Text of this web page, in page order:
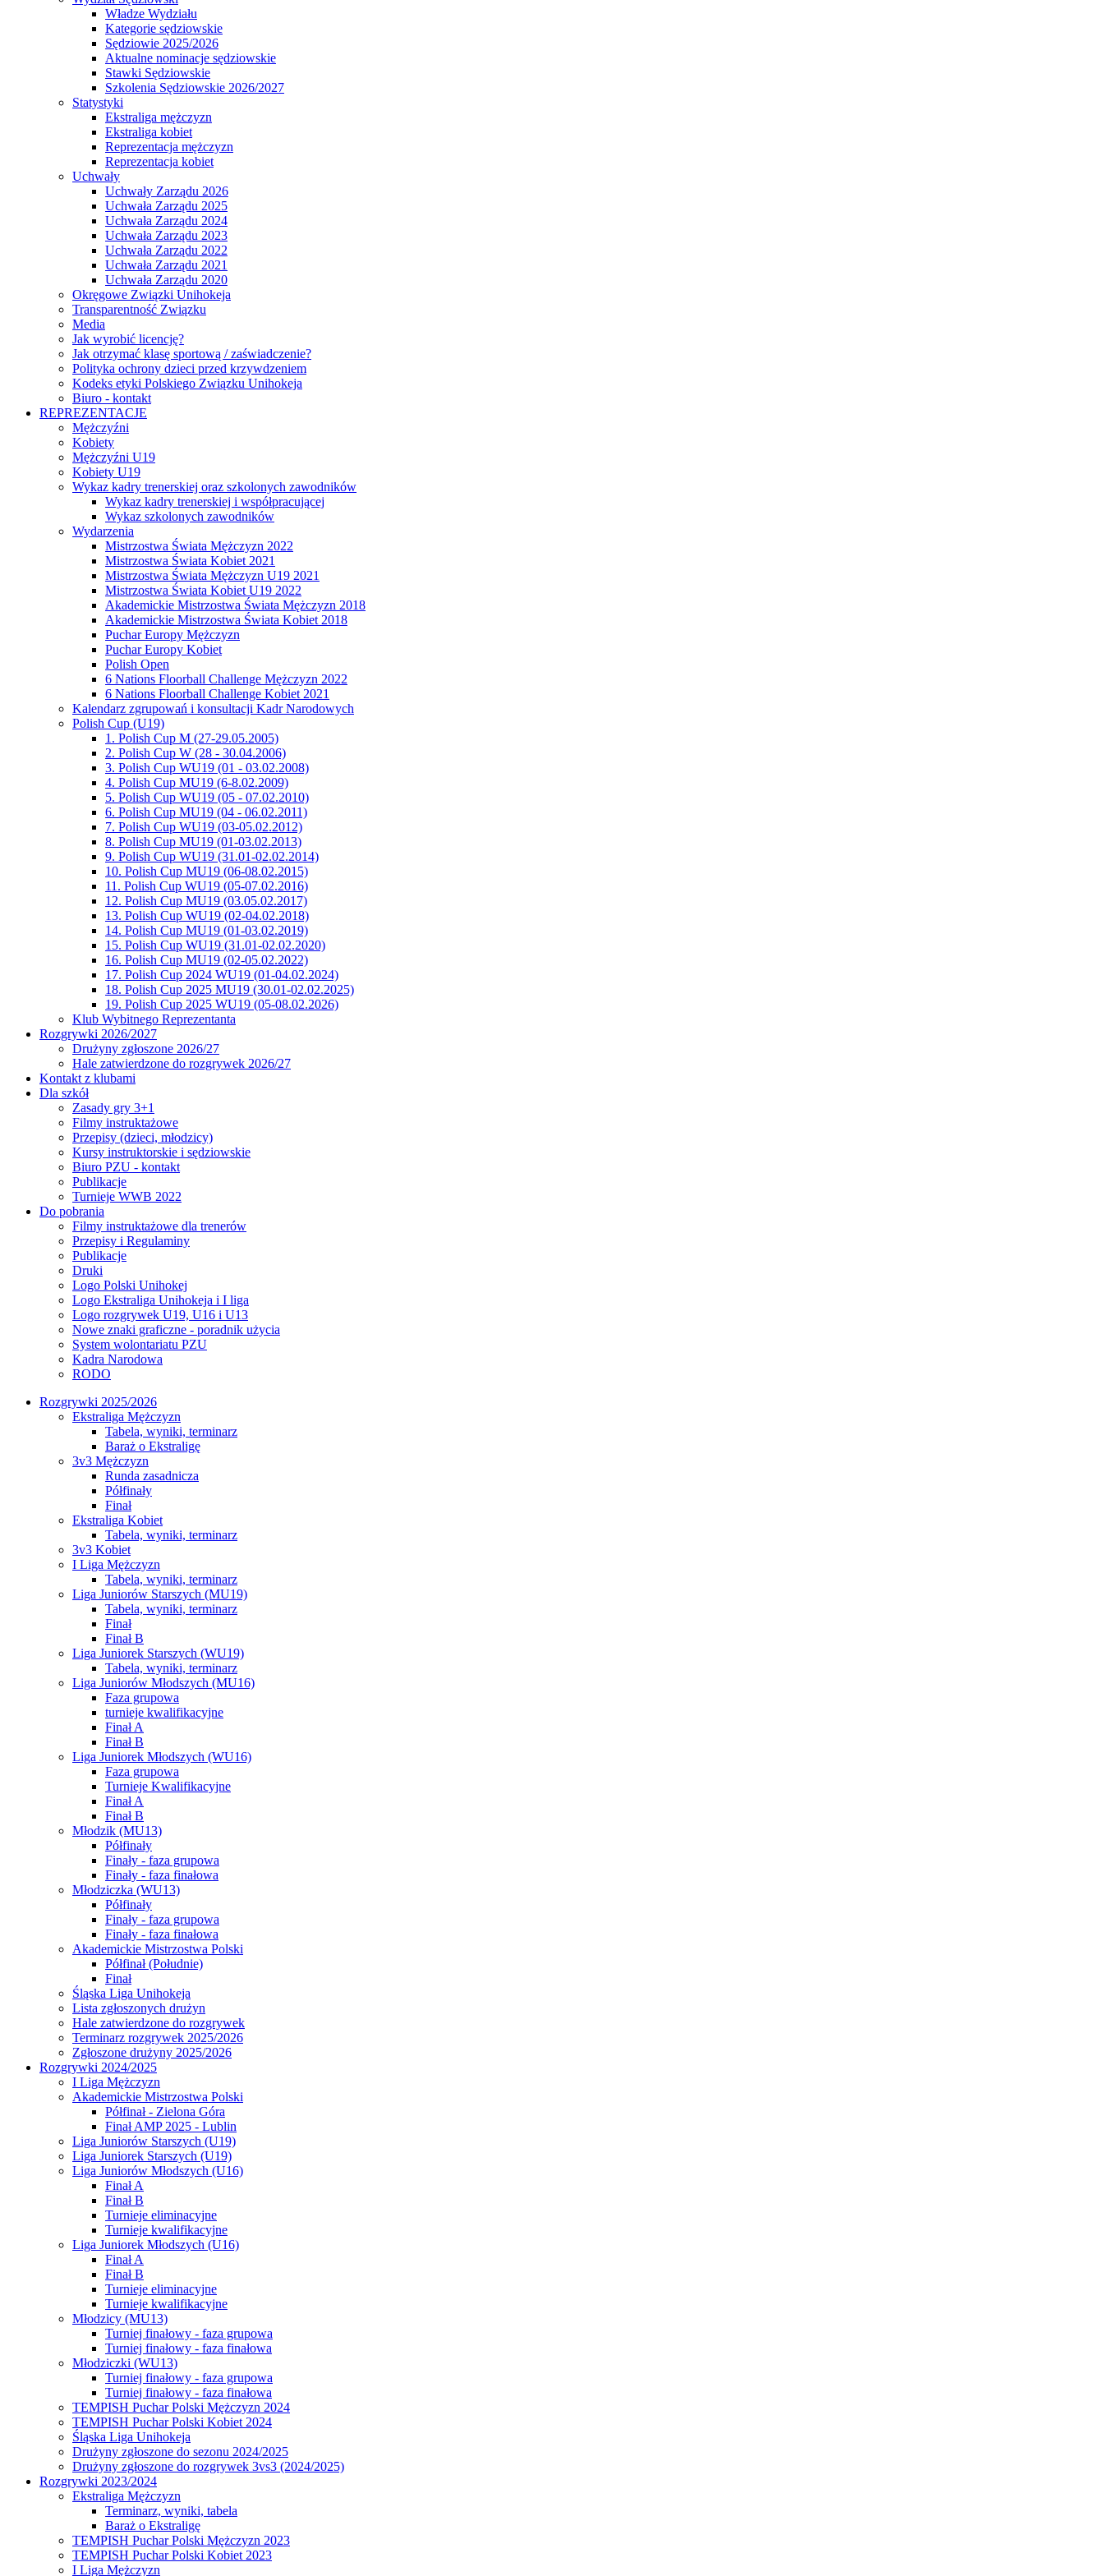
Władze Wydziału
Kategorie sędziowskie
Sędziowie 2025/2026
Aktualne nominacje sędziowskie
Stawki Sędziowskie
Szkolenia Sędziowskie 2026/2027
Statystyki
Ekstraliga mężczyzn
Ekstraliga kobiet
Reprezentacja mężczyzn
Reprezentacja kobiet
Uchwały
Uchwały Zarządu 2026
Uchwała Zarządu 2025
Uchwała Zarządu 2024
Uchwała Zarządu 2023
Uchwała Zarządu 2022
Uchwała Zarządu 2021
Uchwała Zarządu 2020
Okręgowe Związki Unihokeja
Transparentność Związku
Media
Jak wyrobić licencję?
Jak otrzymać klasę sportową / zaświadczenie?
Polityka ochrony dzieci przed krzywdzeniem
Kodeks etyki Polskiego Związku Unihokeja
Biuro - kontakt
REPREZENTACJE
Mężczyźni
Kobiety
Mężczyźni U19
Kobiety U19
Wykaz kadry trenerskiej oraz szkolonych zawodników
Wykaz kadry trenerskiej i współpracującej
Wykaz szkolonych zawodników
Wydarzenia
Mistrzostwa Świata Mężczyzn 2022
Mistrzostwa Świata Kobiet 2021
Mistrzostwa Świata Mężczyzn U19 2021
Mistrzostwa Świata Kobiet U19 2022
Akademickie Mistrzostwa Świata Mężczyzn 2018
Akademickie Mistrzostwa Świata Kobiet 2018
Puchar Europy Mężczyzn
Puchar Europy Kobiet
Polish Open
6 Nations Floorball Challenge Mężczyzn 2022
6 Nations Floorball Challenge Kobiet 2021
Kalendarz zgrupowań i konsultacji Kadr Narodowych
Polish Cup (U19)
1. Polish Cup M (27-29.05.2005)
2. Polish Cup W (28 - 30.04.2006)
3. Polish Cup WU19 (01 - 03.02.2008)
4. Polish Cup MU19 (6-8.02.2009)
5. Polish Cup WU19 (05 - 07.02.2010)
6. Polish Cup MU19 (04 - 06.02.2011)
7. Polish Cup WU19 (03-05.02.2012)
8. Polish Cup MU19 (01-03.02.2013)
9. Polish Cup WU19 (31.01-02.02.2014)
10. Polish Cup MU19 (06-08.02.2015)
11. Polish Cup WU19 (05-07.02.2016)
12. Polish Cup MU19 (03.05.02.2017)
13. Polish Cup WU19 (02-04.02.2018)
14. Polish Cup MU19 (01-03.02.2019)
15. Polish Cup WU19 (31.01-02.02.2020)
16. Polish Cup MU19 (02-05.02.2022)
17. Polish Cup 2024 WU19 (01-04.02.2024)
18. Polish Cup 2025 MU19 (30.01-02.02.2025)
19. Polish Cup 2025 WU19 (05-08.02.2026)
Klub Wybitnego Reprezentanta
Rozgrywki 2026/2027
Drużyny zgłoszone 2026/27
Hale zatwierdzone do rozgrywek 2026/27
Kontakt z klubami
Dla szkół
Zasady gry 3+1
Filmy instruktażowe
Przepisy (dzieci, młodzicy)
Kursy instruktorskie i sędziowskie
Biuro PZU - kontakt
Publikacje
Turnieje WWB 2022
Do pobrania
Filmy instruktażowe dla trenerów
Przepisy i Regulaminy
Publikacje
Druki
Logo Polski Unihokej
Logo Ekstraliga Unihokeja i I liga
Logo rozgrywek U19, U16 i U13
Nowe znaki graficzne - poradnik użycia
System wolontariatu PZU
Kadra Narodowa
RODO
Rozgrywki 2025/2026
Ekstraliga Mężczyzn
Tabela, wyniki, terminarz
Baraż o Ekstraligę
3v3 Mężczyzn
Runda zasadnicza
Półfinały
Finał
Ekstraliga Kobiet
Tabela, wyniki, terminarz
3v3 Kobiet
I Liga Mężczyzn
Tabela, wyniki, terminarz
Liga Juniorów Starszych (MU19)
Tabela, wyniki, terminarz
Finał
Finał B
Liga Juniorek Starszych (WU19)
Tabela, wyniki, terminarz
Liga Juniorów Młodszych (MU16)
Faza grupowa
turnieje kwalifikacyjne
Finał A
Finał B
Liga Juniorek Młodszych (WU16)
Faza grupowa
Turnieje Kwalifikacyjne
Finał A
Finał B
Młodzik (MU13)
Półfinały
Finały - faza grupowa
Finały - faza finałowa
Młodziczka (WU13)
Półfinały
Finały - faza grupowa
Finały - faza finałowa
Akademickie Mistrzostwa Polski
Półfinał (Południe)
Finał
Śląska Liga Unihokeja
Lista zgłoszonych drużyn
Hale zatwierdzone do rozgrywek
Terminarz rozgrywek 2025/2026
Zgłoszone drużyny 2025/2026
Rozgrywki 2024/2025
I Liga Mężczyzn
Akademickie Mistrzostwa Polski
Półfinał - Zielona Góra
Finał AMP 2025 - Lublin
Liga Juniorów Starszych (U19)
Liga Juniorek Starszych (U19)
Liga Juniorów Młodszych (U16)
Finał A
Finał B
Turnieje eliminacyjne
Turnieje kwalifikacyjne
Liga Juniorek Młodszych (U16)
Finał A
Finał B
Turnieje eliminacyjne
Turnieje kwalifikacyjne
Młodzicy (MU13)
Turniej finałowy - faza grupowa
Turniej finałowy - faza finałowa
Młodziczki (WU13)
Turniej finałowy - faza grupowa
Turniej finałowy - faza finałowa
TEMPISH Puchar Polski Mężczyzn 2024
TEMPISH Puchar Polski Kobiet 2024
Śląska Liga Unihokeja
Drużyny zgłoszone do sezonu 2024/2025
Drużyny zgłoszone do rozgrywek 3vs3 (2024/2025)
Rozgrywki 2023/2024
Ekstraliga Mężczyzn
Terminarz, wyniki, tabela
Baraż o Ekstraligę
TEMPISH Puchar Polski Mężczyzn 2023
TEMPISH Puchar Polski Kobiet 2023
I Liga Mężczyzn